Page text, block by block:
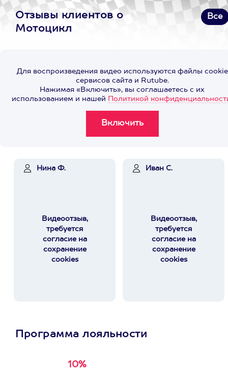
Отзывы клиентов о
Мотоцикл
Все
Для воспроизведения видео используются файлы cookie
сервисов сайта и Rutube.
Нажимая «Включить», вы соглашаетесь с их
использованием и нашей Политикой
Нина Ф.
Видеоотзыв,
требуется
согласие на
сохранение
cookies
Иван С.
Видеоотзыв,
требуется
согласие на
сохранение
cookies
Программа лояльности
10%